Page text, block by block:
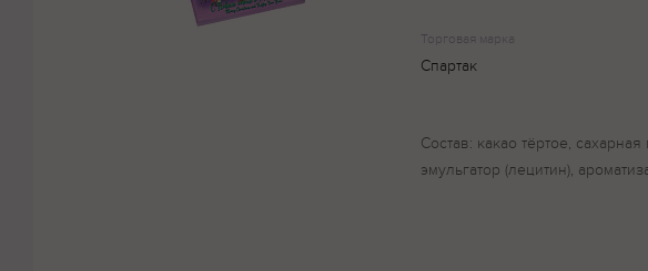
Торговая марка
Спартак
Состав: какао тёртое,
эмульгатор (лецитин),